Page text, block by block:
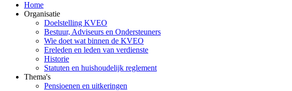
Home
Organisatie
Doelstelling KVEO
Bestuur, Adviseurs en Ondersteuners
Wie doet wat binnen de KVEO
Ereleden en leden van verdienste
Historie
Statuten en huishoudelijk reglement
Thema's
Pensioenen en uitkeringen